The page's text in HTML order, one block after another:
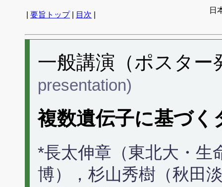
要旨トップ| 目次
日
一般講演（ポスタ
presentation)
複数遺伝子に基づく
*長太伸章（東北大・生
博），杉山秀樹（秋田